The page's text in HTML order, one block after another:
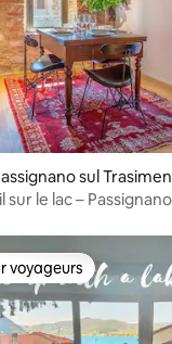
sul
sur le lac –
parmi les plus
voyageurs